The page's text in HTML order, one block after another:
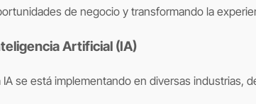
de negocio y transformando la
Artificial (IA)
IA se está implementando en diversas industrias,